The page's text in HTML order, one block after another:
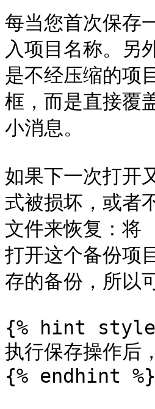
每当您首次保存
入项目名称。另
是不经压缩的项
框，而是直接覆
小消息。
如果下一次打开
式被损坏，或者
文件来恢复：
打开这个备份项
存的备份，所以
{% hint
执行保存操作后